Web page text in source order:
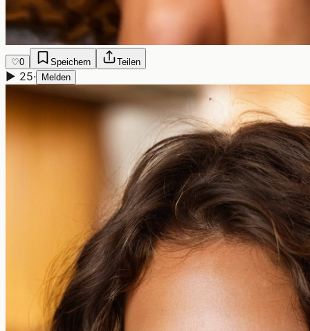
♡0 Speichern Teilen
▶ 25· Melden